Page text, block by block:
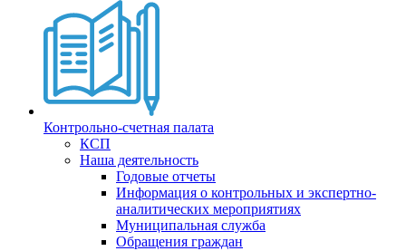
Контрольно-счетная палата
КСП
Наша деятельность
Годовые отчеты
Информация о контрольных и экспертно-
аналитических мероприятиях
Муниципальная служба
Обращения граждан